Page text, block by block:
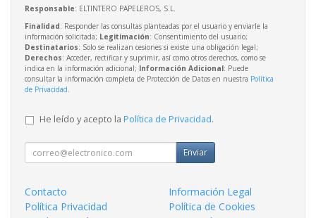
Responsable: ELTINTERO PAPELEROS, S.L.
Finalidad: Responder las consultas planteadas por el usuario y enviarle la
información solicitada; Legitimación: Consentimiento del usuario;
Destinatarios: Solo se realizan cesiones si existe una obligación legal;
Derechos: Acceder, rectificar y suprimir, así como otros derechos, como se
indica en la información adicional; Información Adicional: Puede
consultar la información completa de Protección de Datos en nuestra Política
de Privacidad.
He leído y acepto la Política de Privacidad.
Enviar
Contacto
Información Legal
Política Privacidad
Política de Cookies